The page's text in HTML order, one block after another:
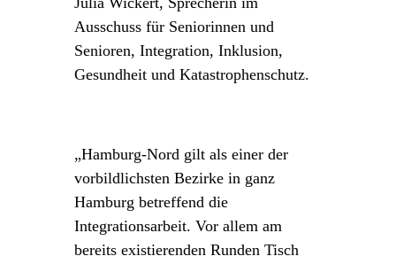
Ausschuss für Seniorinnen und
Senioren, Integration, Inklusion,
Gesundheit und Katastrophenschutz.
„Hamburg-Nord gilt als einer der
vorbildlichsten Bezirke in ganz
Hamburg betreffend die
Integrationsarbeit. Vor allem am
bereits existierenden Runden Tisch